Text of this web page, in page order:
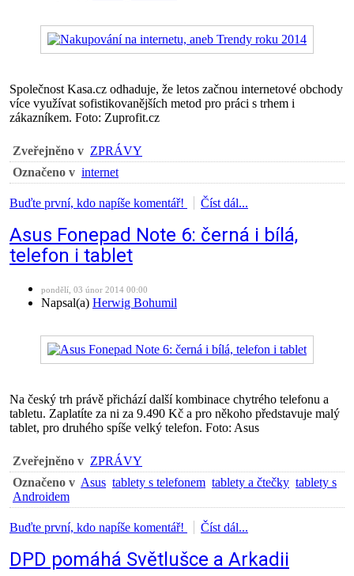
Společnost Kasa.cz odhaduje, že letos začnou internetové obchody
více využívat sofistikovanějších metod pro práci s trhem i
zákazníkem. Foto: Zuprofit.cz
Zveřejněno v ZPRÁVY
Označeno v internet
Buďte první, kdo napíše komentář! Číst dál...
Asus Fonepad Note 6: černá i bílá,
telefon i tablet
pondělí, 03 únor 2014 00:00
Napsal(a) Herwig Bohumil
Na český trh právě přichází další kombinace chytrého telefonu a
tabletu. Zaplatíte za ni za 9.490 Kč a pro někoho představuje malý
tablet, pro druhého spíše velký telefon. Foto: Asus
Zveřejněno v ZPRÁVY
Označeno v Asus tablety s telefonem tablety a čtečky tablety s
Androidem
Buďte první, kdo napíše komentář! Číst dál...
DPD pomáhá Světlušce a Arkadii